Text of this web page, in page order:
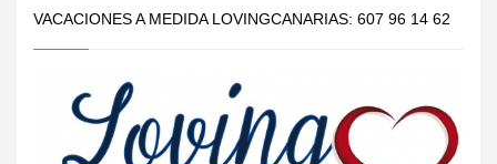
VACACIONES A MEDIDA LOVINGCANARIAS: 607 96 14 62